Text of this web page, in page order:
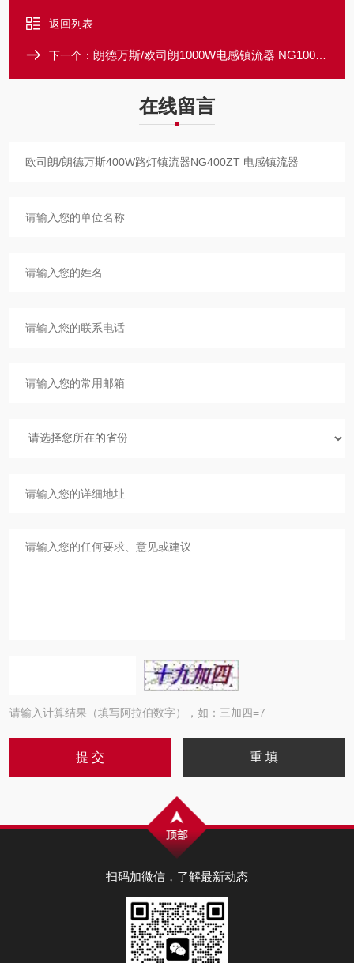
返回列表
下一个： 朗德万斯/欧司朗1000W电感镇流器 NG1000ZT欧标镇流器
在线留言
请输入计算结果（填写阿拉伯数字），如：三加四=7
扫码加微信，了解最新动态